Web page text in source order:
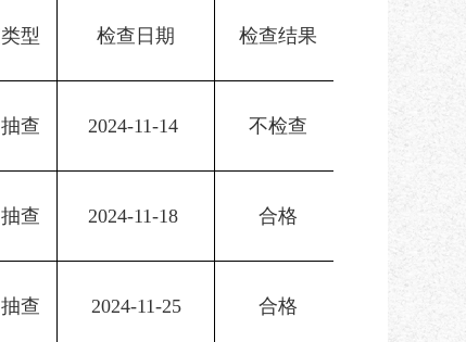
型 检查日期 检查结果
查 2024-11-14 不检查
查 2024-11-18 合格
查 2024-11-25 合格